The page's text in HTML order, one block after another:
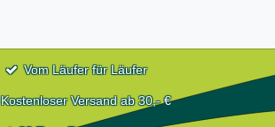
Vom Läufer für Läufer
Kostenloser Versand ab 30,- €